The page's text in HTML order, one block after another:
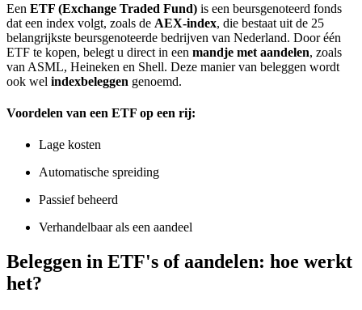
Een ETF (Exchange Traded Fund) is een beursgenoteerd fonds
dat een index volgt, zoals de AEX-index, die bestaat uit de 25
belangrijkste beursgenoteerde bedrijven van Nederland. Door één
ETF te kopen, belegt u direct in een mandje met aandelen, zoals
van ASML, Heineken en Shell. Deze manier van beleggen wordt
ook wel indexbeleggen genoemd.
Voordelen van een ETF op een rij:
Lage kosten
Automatische spreiding
Passief beheerd
Verhandelbaar als een aandeel
Beleggen in ETF's of aandelen: hoe werkt
het?